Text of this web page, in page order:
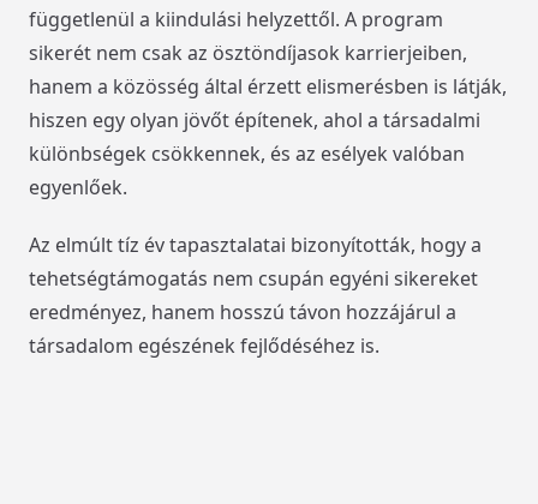
függetlenül a kiindulási helyzettől. A program
sikerét nem csak az ösztöndíjasok karrierjeiben,
hanem a közösség által érzett elismerésben is látják,
hiszen egy olyan jövőt építenek, ahol a társadalmi
különbségek csökkennek, és az esélyek valóban
egyenlőek.
Az elmúlt tíz év tapasztalatai bizonyították, hogy a
tehetségtámogatás nem csupán egyéni sikereket
eredményez, hanem hosszú távon hozzájárul a
társadalom egészének fejlődéséhez is.